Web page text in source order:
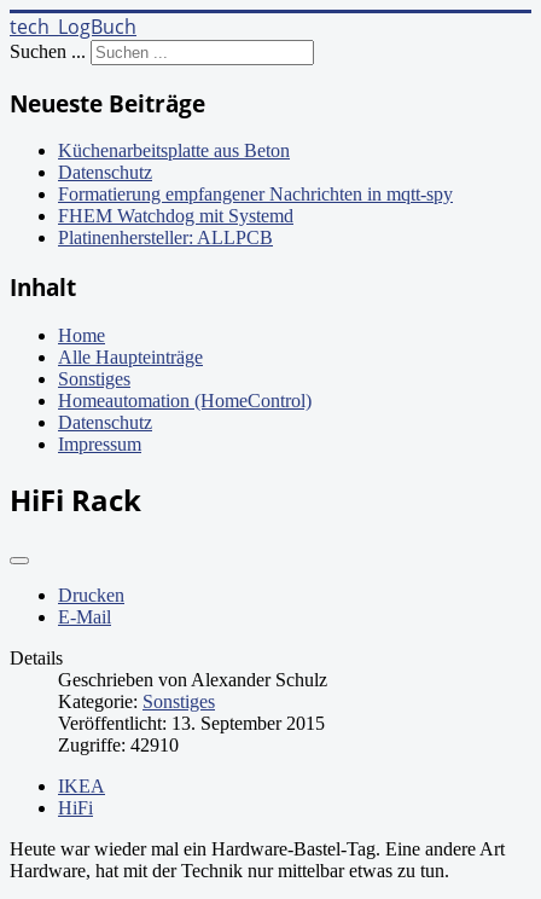
tech_LogBuch
Suchen ...
Neueste Beiträge
Küchenarbeitsplatte aus Beton
Datenschutz
Formatierung empfangener Nachrichten in mqtt-spy
FHEM Watchdog mit Systemd
Platinenhersteller: ALLPCB
Inhalt
Home
Alle Haupteinträge
Sonstiges
Homeautomation (HomeControl)
Datenschutz
Impressum
HiFi Rack
Drucken
E-Mail
Details
Geschrieben von Alexander Schulz
Kategorie: Sonstiges
Veröffentlicht: 13. September 2015
Zugriffe: 42910
IKEA
HiFi
Heute war wieder mal ein Hardware-Bastel-Tag. Eine andere Art
Hardware, hat mit der Technik nur mittelbar etwas zu tun.